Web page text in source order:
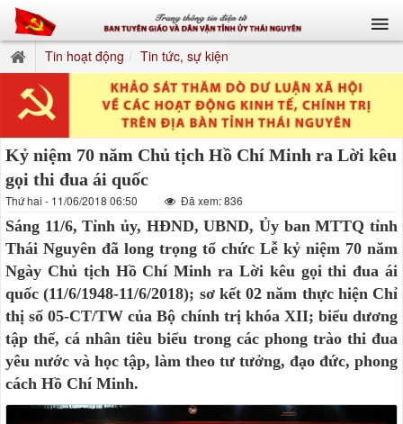
Tin hoạt động Tin tức, sự kiện
Kỷ niệm 70 năm Chủ tịch Hồ Chí Minh ra Lời kêu
gọi thi đua ái quốc
Thứ hai - 11/06/2018 06:50 Đã xem: 836
Sáng 11/6, Tỉnh ủy, HĐND, UBND, Ủy ban MTTQ tỉnh
Thái Nguyên đã long trọng tổ chức Lễ kỷ niệm 70 năm
Ngày Chủ tịch Hồ Chí Minh ra Lời kêu gọi thi đua ái
quốc (11/6/1948-11/6/2018); sơ kết 02 năm thực hiện Chỉ
thị số 05-CT/TW của Bộ chính trị khóa XII; biểu dương
tập thể, cá nhân tiêu biểu trong các phong trào thi đua
yêu nước và học tập, làm theo tư tưởng, đạo đức, phong
cách Hồ Chí Minh.